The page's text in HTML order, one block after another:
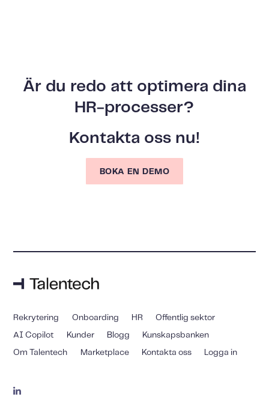
Är du redo att optimera dina
HR-processer?
Kontakta oss nu!
BOKA EN DEMO
Rekrytering Onboarding HR Offentlig sektor
AI Copilot Kunder Blogg Kunskapsbanken
Om Talentech Marketplace Kontakta oss Logga in